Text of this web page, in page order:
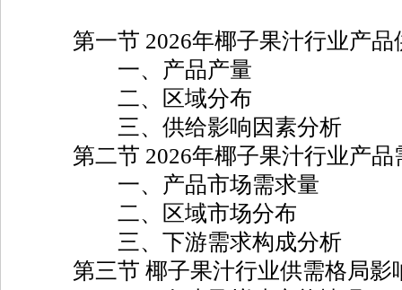
第一节 2026年椰子果汁行业产品
一、产品产量
二、区域分布
三、供给影响因素分析
第二节 2026年椰子果汁行业产品
一、产品市场需求量
二、区域市场分布
三、下游需求构成分析
第三节 椰子果汁行业供需格局影